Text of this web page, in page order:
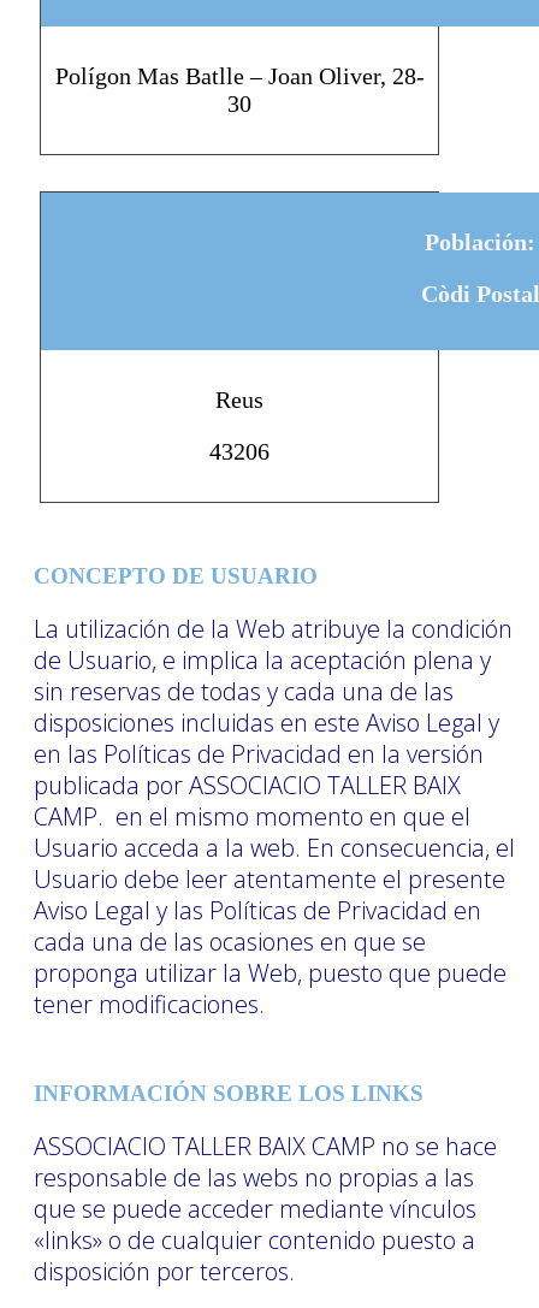
Polígon Mas Batlle – Joan Oliver, 28-
30
Población:
Còdi Postal
Reus
43206
CONCEPTO DE USUARIO
La utilización de la Web atribuye la condición
de Usuario, e implica la aceptación plena y
sin reservas de todas y cada una de las
disposiciones incluidas en este Aviso Legal y
en las Políticas de Privacidad en la versión
publicada por ASSOCIACIO TALLER BAIX
CAMP. en el mismo momento en que el
Usuario acceda a la web. En consecuencia, el
Usuario debe leer atentamente el presente
Aviso Legal y las Políticas de Privacidad en
cada una de las ocasiones en que se
proponga utilizar la Web, puesto que puede
tener modificaciones.
INFORMACIÓN SOBRE LOS LINKS
ASSOCIACIO TALLER BAIX CAMP no se hace
responsable de las webs no propias a las
que se puede acceder mediante vínculos
«links» o de cualquier contenido puesto a
disposición por terceros.